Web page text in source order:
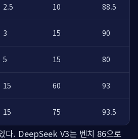
2.5 10 88.5
3 15 90
5 15 80
15 60 93
15 75 93.5
다. DeepSeek V3는 벤치 86으로